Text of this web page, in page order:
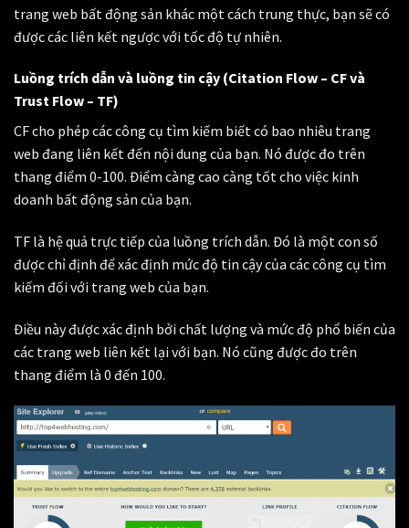
trang web bất động sản khác một cách trung thực, bạn sẽ có
được các liên kết ngược với tốc độ tự nhiên.
Luồng trích dẫn và luồng tin cậy (Citation Flow – CF và
Trust Flow – TF)
CF cho phép các công cụ tìm kiếm biết có bao nhiêu trang
web đang liên kết đến nội dung của bạn. Nó được đo trên
thang điểm 0-100. Điểm càng cao càng tốt cho việc kinh
doanh bất động sản của bạn.
TF là hệ quả trực tiếp của luồng trích dẫn. Đó là một con số
được chỉ định để xác định mức độ tin cậy của các công cụ tìm
kiếm đối với trang web của bạn.
Điều này được xác định bởi chất lượng và mức độ phổ biến của
các trang web liên kết lại với bạn. Nó cũng được đo trên
thang điểm là 0 đến 100.